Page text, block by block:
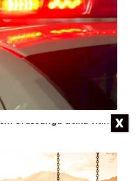
Urussanga deixa vítimaX